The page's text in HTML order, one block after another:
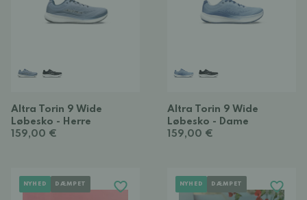
Altra Torin 9 Wide
Løbesko - Herre
159,00 €
Altra Torin 9 Wide
Løbesko - Dame
159,00 €
NYHED DÆMPET NYHED DÆMPET